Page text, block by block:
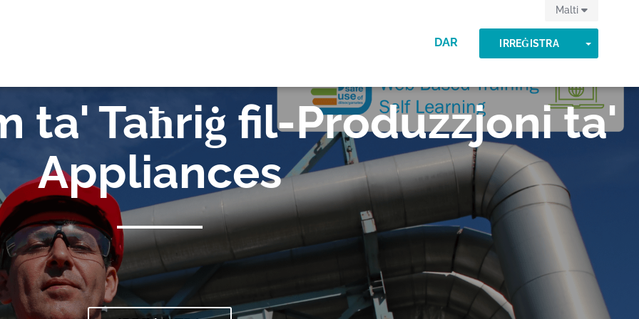
DAR IRREĠISTRA TOGGLE
Malti
ta' Taħriġ fil-Produzzjoni ta'
Appliances